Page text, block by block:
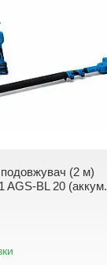
(2 м)
AGS-BL 20 (аккум.